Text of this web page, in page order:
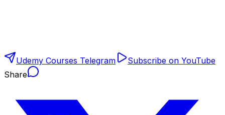
Udemy Courses Telegram
Subscribe on YouTube
Share